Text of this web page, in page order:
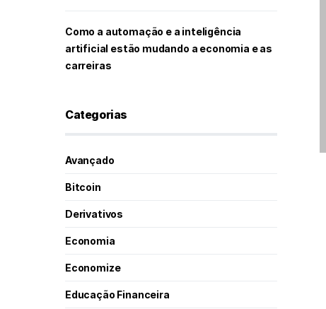
Como a automação e a inteligência
artificial estão mudando a economia e as
carreiras
Categorias
Avançado
Bitcoin
Derivativos
Economia
Economize
Educação Financeira